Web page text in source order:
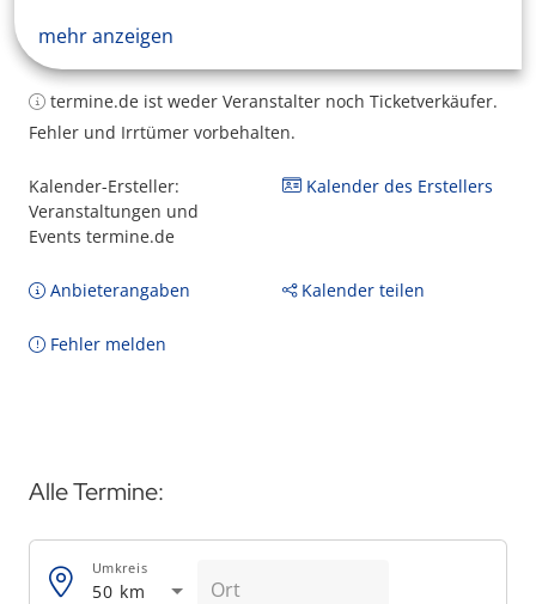
mehr anzeigen
termine.de ist weder Veranstalter noch Ticketverkäufer.
Fehler und Irrtümer vorbehalten.
Kalender-Ersteller:
Veranstaltungen und
Events termine.de
Kalender des Erstellers
Anbieterangaben Kalender teilen
Fehler melden
Alle Termine:
50 km
Umkreis